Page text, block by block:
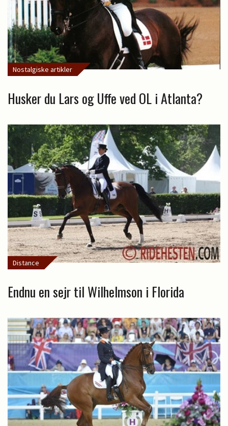
Nostalgiske artikler
Husker du Lars og Uffe ved OL i Atlanta?
Distance
Endnu en sejr til Wilhelmson i Florida